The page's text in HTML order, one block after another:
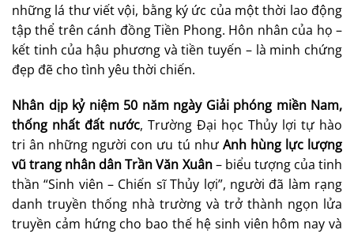
những lá thư viết vội, bằng ký ức của một thời lao động
tập thể trên cánh đồng Tiền Phong. Hôn nhân của họ –
kết tinh của hậu phương và tiền tuyến – là minh chứng
đẹp đẽ cho tình yêu thời chiến.
Nhân dịp kỷ niệm 50 năm ngày Giải phóng miền Nam,
thống nhất đất nước, Trường Đại học Thủy lợi tự hào
tri ân những người con ưu tú như Anh hùng lực lượng
vũ trang nhân dân Trần Văn Xuân– biểu tượng của tinh
thần “Sinh viên – Chiến sĩ Thủy lợi”, người đã làm rạng
danh truyền thống nhà trường và trở thành ngọn lửa
truyền cảm hứng cho bao thế hệ sinh viên hôm nay và